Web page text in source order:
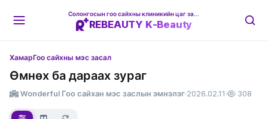
REBEAUTY K-Beauty
ХамарГоо сайхны мэс засал
Өмнөх ба дараах зураг
Wonderful Гоо сайхан мэс заслын эмнэлэг·2026.02.11 · 308